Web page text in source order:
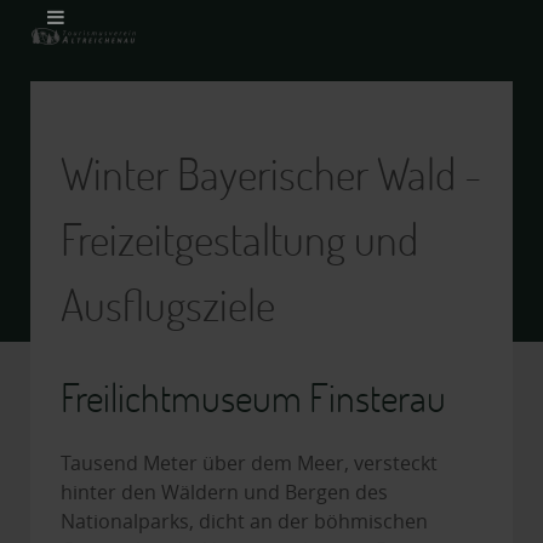
Winter Bayerischer Wald -
Freizeitgestaltung und
Ausflugsziele
Freilichtmuseum Finsterau
Tausend Meter über dem Meer, versteckt
hinter den Wäldern und Bergen des
Nationalparks, dicht an der böhmischen